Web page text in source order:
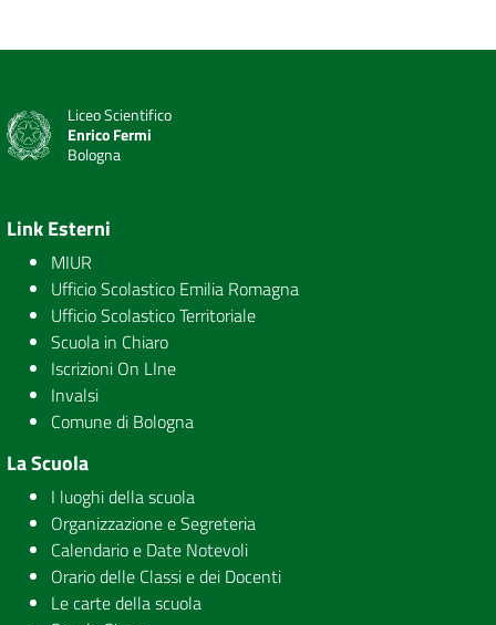
Liceo Scientifico
Enrico Fermi
Bologna
Link Esterni
MIUR
Ufficio Scolastico Emilia Romagna
Ufficio Scolastico Territoriale
Scuola in Chiaro
Iscrizioni On LIne
Invalsi
Comune di Bologna
La Scuola
I luoghi della scuola
Organizzazione e Segreteria
Calendario e Date Notevoli
Orario delle Classi e dei Docenti
Le carte della scuola